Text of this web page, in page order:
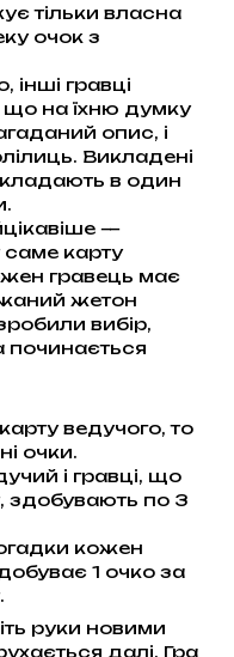
тільки власна
очок з
інші гравці
що на їхню думку
опис, і
Викладені
в один
—
саме карту
гравець має
жетон
вибір,
починається
ведучого, то
очки.
і гравці, що
здобувають по 3
кожен
1 очко за
руки новими
далі. Гра